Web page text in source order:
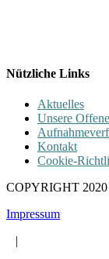
Nützliche Links
Aktuelles
Unsere
Kontakt
Cookie-
COPYRIGHT
Impressum
|